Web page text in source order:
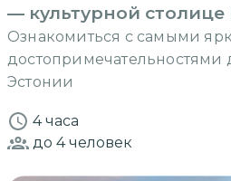
— культурной
Ознакомиться с самыми
достопримечательностями
Эстонии
4 часа
до 4человек